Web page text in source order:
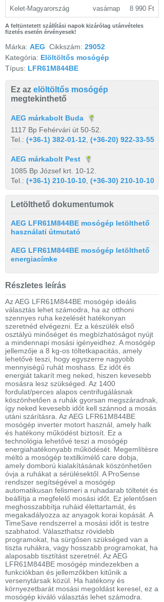
Kelet-Magyarország vasárnap 8 990 Ft
A feltüntetett szállítási napok kizárólag utánvételes
fizetés esetén érvényesek!
Márka: AEG Cikkszám: 29052
Kategória: Elöltöltős mosógép
Típus: LFR61M844BE
Ez az elöltöltős mosógép
megtekinthető
AEG márkabolt Buda
1117 Bp Fehérvári út 50-52.
Tel.: (+36-1) 382-01-12 (+36-20) 922-33-55
AEG márkabolt Pest
1085 Bp József krt. 10-12.
Tel.: (+36-1) 210-10-10 (+36-30) 210-10-10
Letölthető dokumentumok
AEG LFR61M844BE mosógép letölthető
használati útmutató
AEG LFR61M844BE mosógép letölthető
energiacímke
Részletes leírás
Az AEG LFR61M844BE mosógép ideális
választás lehet számodra, ha az otthoni
szennyes ruha kezelését hatékonyan
szeretnéd elvégezni. Ez a készülék első
osztályú minőséget és megbízhatóságot nyújt
a mindennapi mosási igényeidhez. A mosógép
jellemzője a 8 kg-os töltetkapacitás, amely
lehetővé teszi, hogy egyszerre nagyobb
mennyiségű ruhát moshass. Ez időt és
energiát takarít meg neked, hiszen kevesebb
mosásra lesz szükséged. Az 1400
fordulat/perces alapos centrifugálásnak
köszönhetően a ruhák gyorsan megszáradnak,
így neked kevesebb időt kell szánnod a mosás
utáni szárításra. Az AEG LFR61M844BE
mosógép inverter motort használ, amely halk
és hatékony működést biztosít. Ez a
technológia lehetővé teszi a mosógép
energiahatékonyabb működését. Megemlítésre
méltó a mosógép textilkímélő care dobja,
amely domború kialakításának köszönhetően
óvja a ruhákat a sérülésektől. A ProSense
rendszer segítségével a mosógép
automatikusan felismeri a ruhadarab töltetét és
beállítja a megfelelő mosási időt. Ez jelentősen
meghosszabbítja ruháid élettartamát, és
megakadályozza az anyagok korai kopását. A
TimeSave rendszerrel a mosási időt is testre
szabhatod. Választhatsz rövidebb
programokat, ha sürgősen szükséged van a
tiszta ruhákra, vagy hosszabb programokat, ha
alaposabb tisztítást szeretnél. Az AEG
LFR61M844BE mosógép mindezekben a
funkciókban és jellemzőkben kitűnik a
versenytársak közül. Ha hatékony és
környezetbarát mosási megoldást keresel, ez a
mosógép kiváló választás lehet számodra.